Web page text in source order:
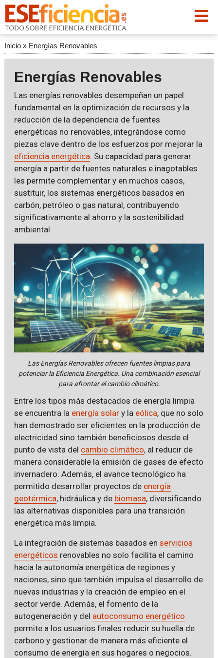
Inicio» Energías Renovables
Energías Renovables
Las energías renovables desempeñan un papel
fundamental en la optimización de recursos y la
reducción de la dependencia de fuentes
energéticas no renovables, integrándose como
piezas clave dentro de los esfuerzos por mejorar la
eficiencia energética. Su capacidad para generar
energía a partir de fuentes naturales e inagotables
les permite complementar y en muchos casos,
sustituir, los sistemas energéticos basados en
carbón, petróleo o gas natural, contribuyendo
significativamente al ahorro y la sostenibilidad
ambiental.
Las Energías Renovables ofrecen fuentes limpias para
potenciar la Eficiencia Energética. Una combinación esencial
para afrontar el cambio climático.
Entre los tipos más destacados de energía limpia
se encuentra la energía solary la eólica, que no solo
han demostrado ser eficientes en la producción de
electricidad sino también beneficiosos desde el
punto de vista del cambio climático, al reducir de
manera considerable la emisión de gases de efecto
invernadero. Además, el avance tecnológico ha
permitido desarrollar proyectos de energía
geotérmica, hidráulica y de biomasa, diversificando
las alternativas disponibles para una transición
energética más limpia.
La integración de sistemas basados en servicios
energéticos renovables no solo facilita el camino
hacia la autonomía energética de regiones y
naciones, sino que también impulsa el desarrollo de
nuevas industrias y la creación de empleo en el
sector verde. Además, el fomento de la
autogeneración y del autoconsumo energético
permite a los usuarios finales reducir su huella de
carbono y gestionar de manera más eficiente el
consumo de energía en sus hogares o negocios.